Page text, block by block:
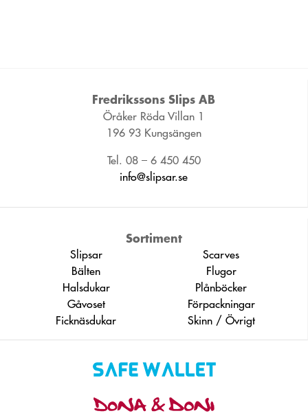
Fredrikssons Slips AB
Öråker Röda Villan 1
196 93 Kungsängen
Tel. 08 – 6 450 450
info@slipsar.se
Sortiment
Slipsar
Scarves
Bälten
Flugor
Halsdukar
Plånböcker
Gåvoset
Förpackningar
Ficknäsdukar
Skinn / Övrigt